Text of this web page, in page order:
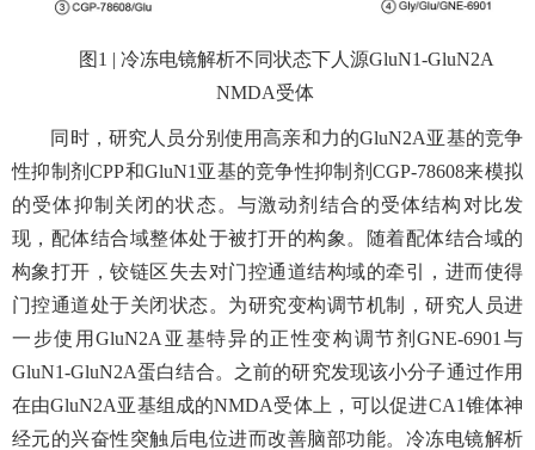
图 1 | 冷冻电镜解析不同状态下人源GluN1-GluN2A
NMDA受体
同时，研究人员分别使用高亲和力的GluN2A亚基的竞争
性抑制剂CPP和GluN1 亚基的竞争性抑制剂CGP-78608来模拟
的受体抑制关闭的状态。与激动剂结合的受体结构对比发
现，配体结合域整体处于被打开的构象。随着配体结合域的
构象打开，铰链区失去对门控通道结构域的牵引，进而使得
门控通道处于关闭状态。为研究变构调节机制，研究人员进
一步使用GluN2A 亚基特异的正性变构调节剂GNE-6901 与
GluN1-GluN2A蛋白结合。之前的研究发现该小分子通过作用
在由GluN2A亚基组成的NMDA受体上，可以促进CA1锥体神
经元的兴奋性突触后电位进而改善脑部功能。冷冻电镜解析